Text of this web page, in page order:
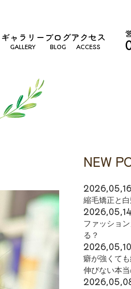
ギャラリー
GALLERY
ブログ
BLOG
アクセス
ACCESS
NEW
2026,05,16
縮毛矯正と
2026,05,14
ファッショ
る？
2026,05,10
癖が強くて
伸びない本当